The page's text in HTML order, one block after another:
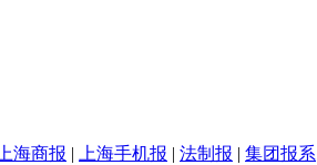
上海商报 | 上海手机报 | 法制报 | 集团报系